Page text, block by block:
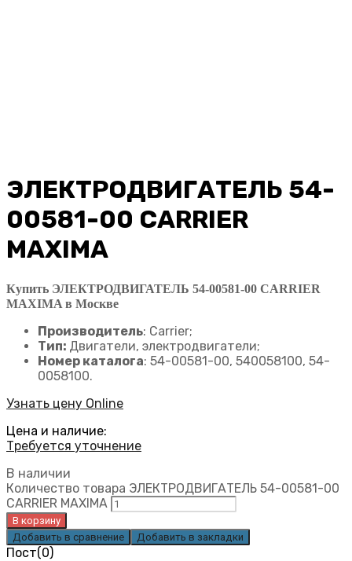
ЭЛЕКТРОДВИГАТЕЛЬ 54-
00581-00 CARRIER
MAXIMA
Купить ЭЛЕКТРОДВИГАТЕЛЬ 54-00581-00 CARRIER
MAXIMA в Москве
Производитель: Carrier;
Тип: Двигатели, электродвигатели;
Номер каталога: 54-00581-00, 540058100, 54-
0058100.
Узнать цену Online
Цена и наличие:
Требуется уточнение
В наличии
Количество товара ЭЛЕКТРОДВИГАТЕЛЬ 54-00581-00
CARRIER MAXIMA
В корзину
Добавить в сравнение
Добавить в закладки
Пост(0)